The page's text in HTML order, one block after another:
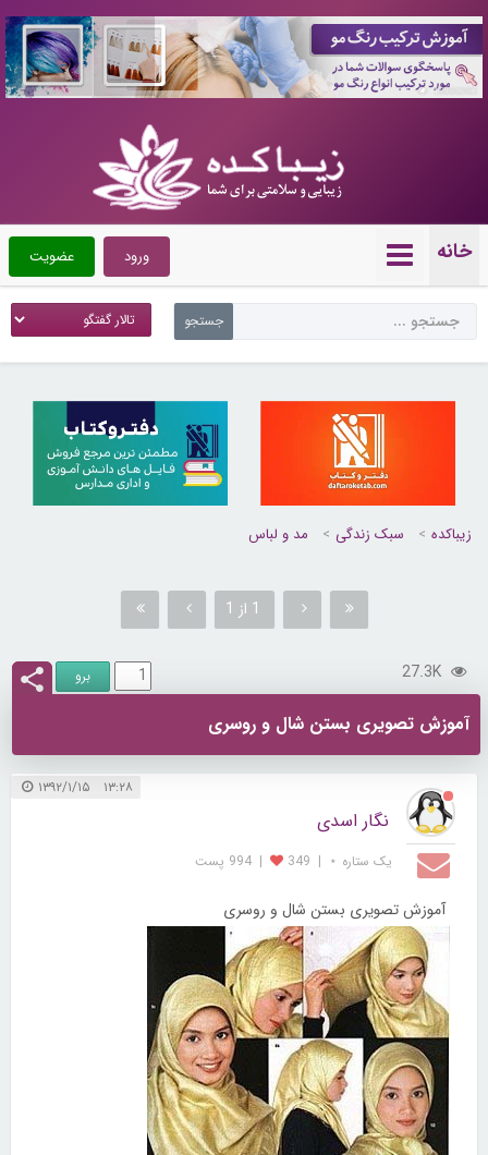
10086983
خانه عضویت ورود
زیباکده سبک زندگی مد و لباس
1 از 1
27.3K
آموزش تصویری بستن شال و روسری
۱۳:۲۸ ۱۳۹۲/۱/۱۵
نگار اسدی
یک ستاره ⋆ |
349
| 994 پست
آموزش تصویری بستن شال و روسری